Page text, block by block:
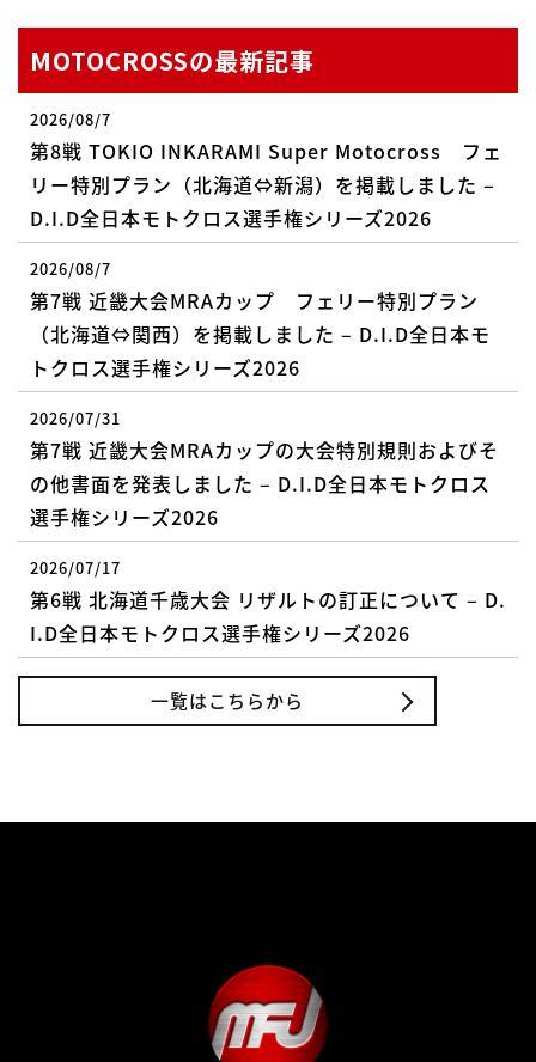
MOTOCROSSの最新記事
2026/08/7
第8戦 TOKIO INKARAMI Super Motocross フェ
リー特別プラン（北海道⇔新潟）を掲載しました –
D.I.D全日本モトクロス選手権シリーズ2026
2026/08/7
第7戦 近畿大会MRAカップ フェリー特別プラン
（北海道⇔関西）を掲載しました – D.I.D全日本モ
トクロス選手権シリーズ2026
2026/07/31
第7戦 近畿大会MRAカップの大会特別規則およびそ
の他書面を発表しました – D.I.D全日本モトクロス
選手権シリーズ2026
2026/07/17
第6戦 北海道千歳大会 リザルトの訂正について – D.
I.D全日本モトクロス選手権シリーズ2026
一覧はこちらから